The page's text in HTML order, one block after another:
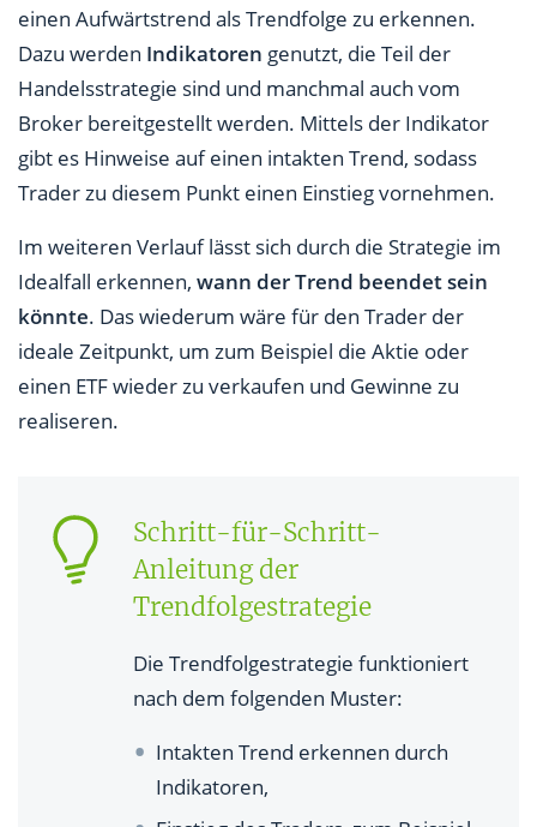
einen Aufwärtstrend als Trendfolge zu erkennen.
Dazu werden Indikatoren genutzt, die Teil der
Handelsstrategie sind und manchmal auch vom
Broker bereitgestellt werden. Mittels der Indikator
gibt es Hinweise auf einen intakten Trend, sodass
Trader zu diesem Punkt einen Einstieg vornehmen.
Im weiteren Verlauf lässt sich durch die Strategie im
Idealfall erkennen, wann der Trend beendet sein
könnte. Das wiederum wäre für den Trader der
ideale Zeitpunkt, um zum Beispiel die Aktie oder
einen ETF wieder zu verkaufen und Gewinne zu
realiseren.
Schritt-für-Schritt-
Anleitung der
Trendfolgestrategie
Die Trendfolgestrategie funktioniert
nach dem folgenden Muster:
Intakten Trend erkennen durch
Indikatoren,